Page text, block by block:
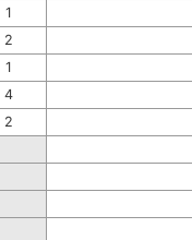
1
2
1
4
2